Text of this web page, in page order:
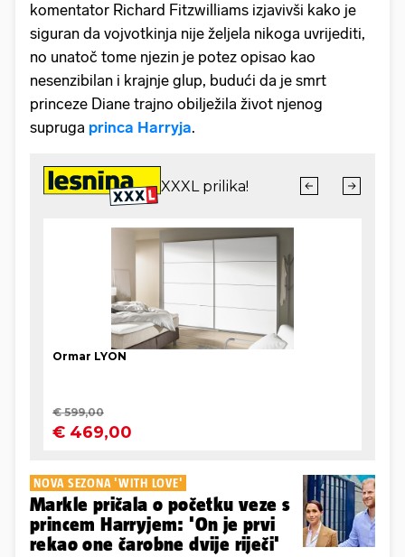
komentator Richard Fitzwilliams izjavivši kako je
siguran da vojvotkinja nije željela nikoga uvrijediti,
no unatoč tome njezin je potez opisao kao
nesenzibilan i krajnje glup, budući da je smrt
princeze Diane trajno obilježila život njenog
supruga princa Harryja.
NOVA SEZONA 'WITH LOVE'
Markle pričala o početku veze s
princem Harryjem: 'On je prvi
rekao one čarobne dvije riječi'